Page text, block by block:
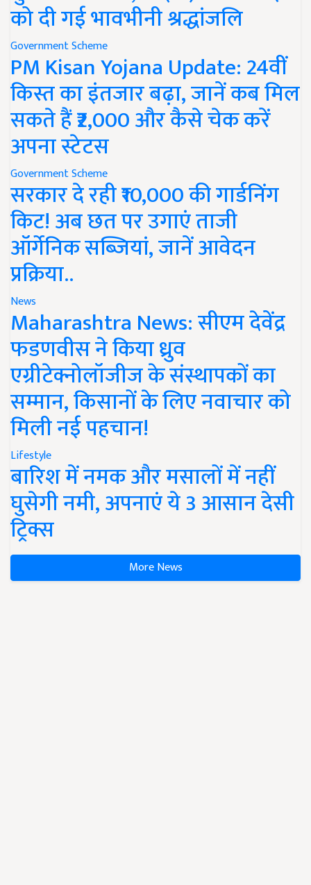
को दी गई भावभीनी श्रद्धांजलि
Government Scheme
PM Kisan Yojana Update: 24वीं
किस्त का इंतजार बढ़ा, जानें कब मिल
सकते हैं ₹2,000 और कैसे चेक करें
अपना स्टेटस
Government Scheme
सरकार दे रही ₹10,000 की गार्डनिंग
किट! अब छत पर उगाएं ताजी
ऑर्गेनिक सब्जियां, जानें आवेदन
प्रक्रिया..
News
Maharashtra News: सीएम देवेंद्र
फडणवीस ने किया ध्रुव
एग्रीटेक्नोलॉजीज के संस्थापकों का
सम्मान, किसानों के लिए नवाचार को
मिली नई पहचान!
Lifestyle
बारिश में नमक और मसालों में नहीं
घुसेगी नमी, अपनाएं ये 3 आसान देसी
ट्रिक्स
More News